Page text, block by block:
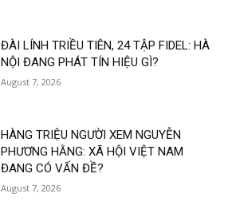
ĐÀI LÍNH TRIỀU TIÊN, 24 TẬP FIDEL: HÀ
NỘI ĐANG PHÁT TÍN HIỆU GÌ?
August 7, 2026
HÀNG TRIỆU NGƯỜI XEM NGUYỄN
PHƯƠNG HẰNG: XÃ HỘI VIỆT NAM
ĐANG CÓ VẤN ĐỀ?
August 7, 2026